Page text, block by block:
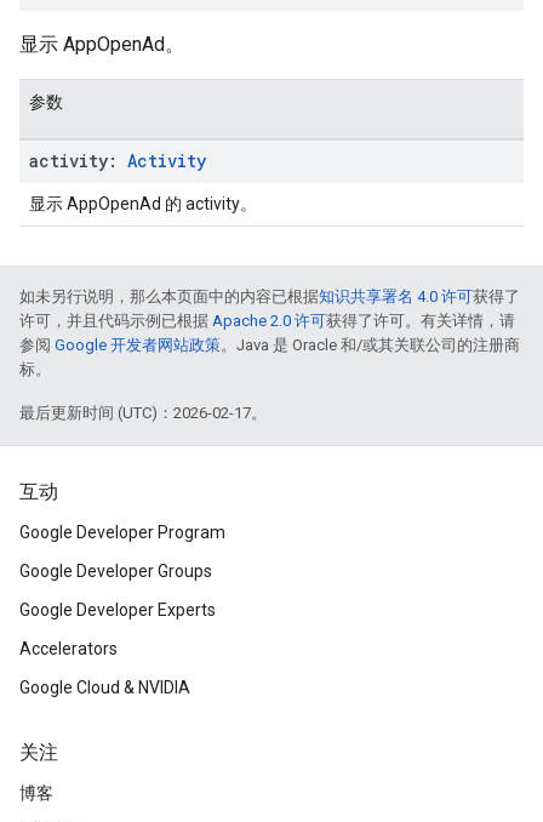
显示 AppOpenAd。
参数
activity: Activity
显示 AppOpenAd 的 activity。
如未另行说明，那么本页面中的内容已根据知识共享署名 4.0 许可获得了
许可，并且代码示例已根据 Apache 2.0 许可获得了许可。有关详情，请
参阅 Google 开发者网站政策。Java 是 Oracle 和/或其关联公司的注册商
标。
最后更新时间 (UTC)：2026-02-17。
互动
Google Developer Program
Google Developer Groups
Google Developer Experts
Accelerators
Google Cloud & NVIDIA
关注
博客